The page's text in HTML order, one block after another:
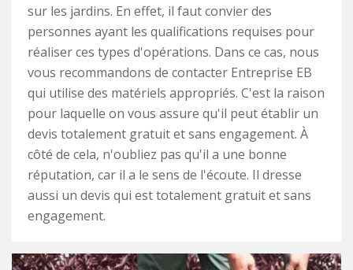
sur les jardins. En effet, il faut convier des
personnes ayant les qualifications requises pour
réaliser ces types d'opérations. Dans ce cas, nous
vous recommandons de contacter Entreprise EB
qui utilise des matériels appropriés. C'est la raison
pour laquelle on vous assure qu'il peut établir un
devis totalement gratuit et sans engagement. À
côté de cela, n'oubliez pas qu'il a une bonne
réputation, car il a le sens de l'écoute. Il dresse
aussi un devis qui est totalement gratuit et sans
engagement.